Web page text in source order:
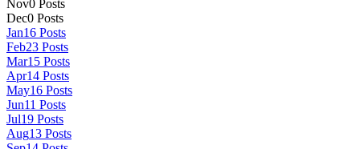
Nov0 Posts
Dec0 Posts
Jan16 Posts
Feb23 Posts
Mar15 Posts
Apr14 Posts
May16 Posts
Jun11 Posts
Jul19 Posts
Aug13 Posts